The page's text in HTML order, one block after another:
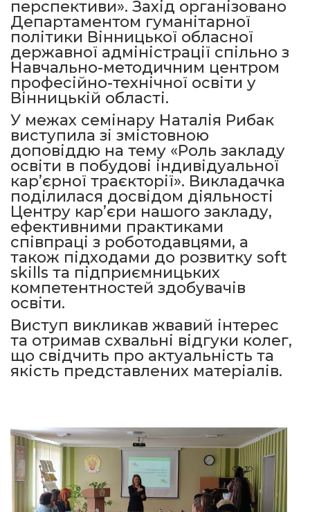
перспективи». Захід організовано
Департаментом гуманітарної
політики Вінницької обласної
державної адміністрації спільно з
Навчально-методичним центром
професійно-технічної освіти у
Вінницькій області.
У межах семінару Наталія Рибак
виступила зі змістовною
доповіддю на тему «Роль закладу
освіти в побудові індивідуальної
кар’єрної траєкторії». Викладачка
поділилася досвідом діяльності
Центру кар’єри нашого закладу,
ефективними практиками
співпраці з роботодавцями, а
також підходами до розвитку soft
skills та підприємницьких
компетентностей здобувачів
освіти.
Виступ викликав жвавий інтерес
та отримав схвальні відгуки колег,
що свідчить про актуальність та
якість представлених матеріалів.